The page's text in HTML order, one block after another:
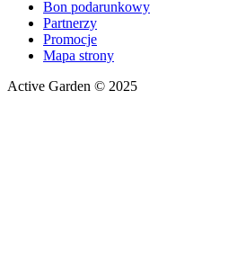
Bon podarunkowy
Partnerzy
Promocje
Mapa strony
Active Garden © 2025